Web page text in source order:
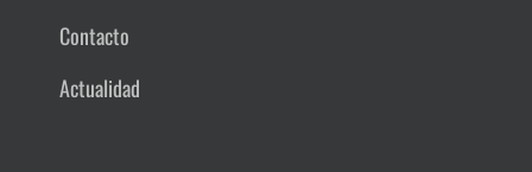
Contacto
Actualidad